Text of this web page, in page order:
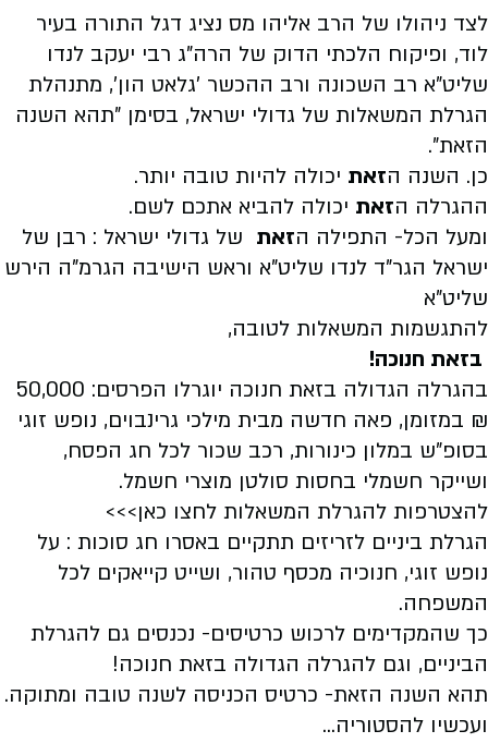
לצד ניהולו של הרב אליהו מס נציג דגל התורה בעיר
לוד, ופיקוח הלכתי הדוק של הרה"ג רבי יעקב לנדו
שליט"א רב השכונה ורב ההכשר 'גלאט הון', מתנהלת
הגרלת המשאלות של גדולי ישראל, בסימן "תהא השנה
הזאת".
כן. השנה הזאת יכולה להיות טובה יותר.
ההגרלה הזאת יכולה להביא אתכם לשם.
ומעל הכל- התפילה הזאת של גדולי ישראל : רבן של
ישראל הגר"ד לנדו שליט"א וראש הישיבה הגרמ"ה הירש
שליט"א
להתגשמות המשאלות לטובה,
בזאת חנוכה!
בהגרלה הגדולה בזאת חנוכה יוגרלו הפרסים: 50,000
₪ במזומן, פאה חדשה מבית מילכי גרינבוים, נופש זוגי
בסופ"ש במלון כינורות, רכב שכור לכל חג הפסח,
ושייקר חשמלי בחסות סולטן מוצרי חשמל.
להצטרפות להגרלת המשאלות לחצו כאן>>>
הגרלת ביניים לזריזים תתקיים באסרו חג סוכות : על
נופש זוגי, חנוכיה מכסף טהור, ושייט קייאקים לכל
המשפחה.
כך שהמקדימים לרכוש כרטיסים- נכנסים גם להגרלת
הביניים, וגם להגרלה הגדולה בזאת חנוכה!
תהא השנה הזאת- כרטיס הכניסה לשנה טובה ומתוקה.
ועכשיו להסטוריה...